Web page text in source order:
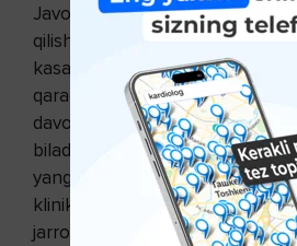
Javobingiz judayam muhim.
qilishimiz kerak?Javob:Reyno
kasallikni darajasiga bog‘liq.
qaraganda, onangizda 3 darajasi
davolash ancha mushkul.
biladigan yaxshi davolaydigan
yangi ToshMI — Toshkent
klinikasi qon-tomir jarrohligi
jarrohiga ko‘rininglar. Salomat